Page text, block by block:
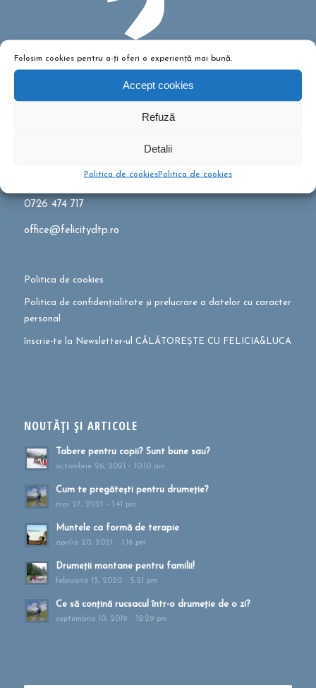
Folosim cookies pentru a-ți oferi o experiență mai bună.
Accept cookies
Refuză
Detalii
Politica de cookiesPolitica de cookies
0726 474 717
office@felicitydtp.ro
Politica de cookies
Politica de confidențialitate și prelucrare a datelor cu caracter
personal
înscrie-te la Newsletter-ul CĂLĂTOREȘTE CU FELICIA&LUCA
NOUTĂȚI ȘI ARTICOLE
Tabere pentru copii? Sunt bune sau?
octombrie 26, 2021 - 10:10 am
Cum te pregătești pentru drumeție?
mai 27, 2021 - 1:41 pm
Muntele ca formă de terapie
aprilie 20, 2021 - 1:16 pm
Drumeții montane pentru familii!
februarie 13, 2020 - 5:21 pm
Ce să conțină rucsacul într-o drumeție de o zi?
septembrie 10, 2019 - 12:29 pm